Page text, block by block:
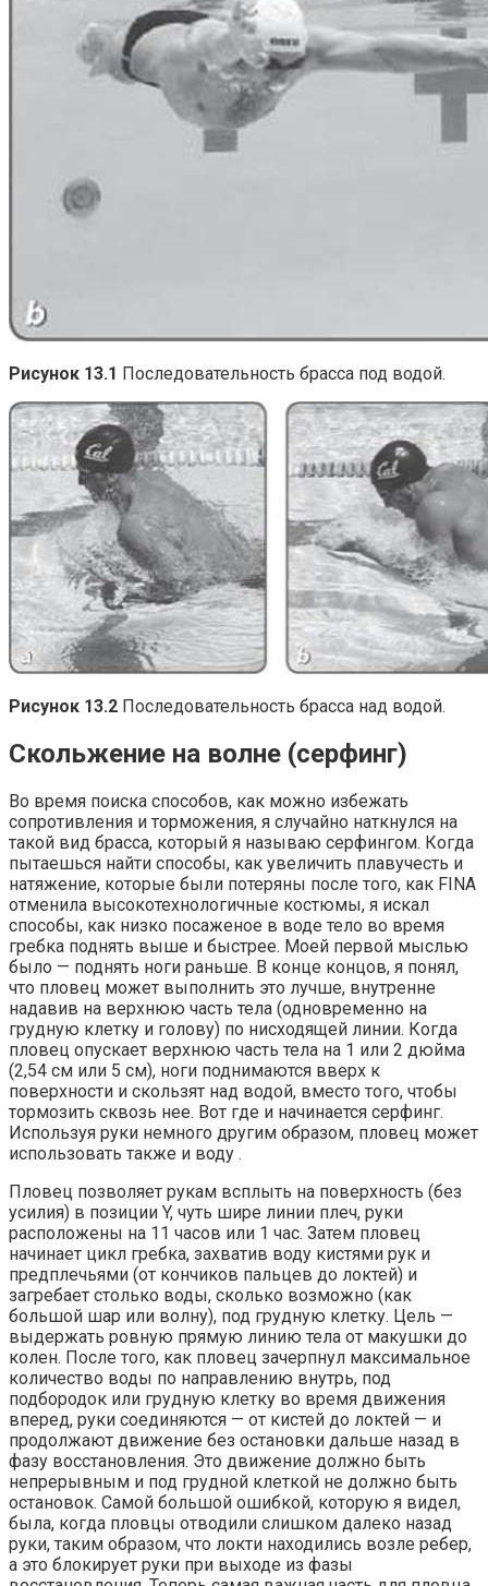
Рисунок 13.1 Последовательность брасса под водой.
Рисунок 13.2 Последовательность брасса над водой.
Скольжение на волне (серфинг)
Во время поиска способов, как можно избежать
сопротивления и торможения, я случайно наткнулся на
такой вид брасса, который я называю серфингом. Когда
пытаешься найти способы, как увеличить плавучесть и
натяжение, которые были потеряны после того, как FINA
отменила высокотехнологичные костюмы, я искал
способы, как низко посаженое в воде тело во время
гребка поднять выше и быстрее. Моей первой мыслью
было — поднять ноги раньше. В конце концов, я понял,
что пловец может выполнить это лучше, внутренне
надавив на верхнюю часть тела (одновременно на
грудную клетку и голову) по нисходящей линии. Когда
пловец опускает верхнюю часть тела на 1 или 2 дюйма
(2,54 см или 5 см), ноги поднимаются вверх к
поверхности и скользят над водой, вместо того, чтобы
тормозить сквозь нее. Вот где и начинается серфинг.
Используя руки немного другим образом, пловец может
использовать также и воду .
Пловец позволяет рукам всплыть на поверхность (без
усилия) в позиции Y, чуть шире линии плеч, руки
расположены на 11 часов или 1 час. Затем пловец
начинает цикл гребка, захватив воду кистями рук и
предплечьями (от кончиков пальцев до локтей) и
загребает столько воды, сколько возможно (как
большой шар или волну), под грудную клетку. Цель —
выдержать ровную прямую линию тела от макушки до
колен. После того, как пловец зачерпнул максимальное
количество воды по направлению внутрь, под
подбородок или грудную клетку во время движения
вперед, руки соединяются — от кистей до локтей — и
продолжают движение без остановки дальше назад в
фазу восстановления. Это движение должно быть
непрерывным и под грудной клеткой не должно быть
остановок. Самой большой ошибкой, которую я видел,
была, когда пловцы отводили слишком далеко назад
руки, таким образом, что локти находились возле ребер,
а это блокирует руки при выходе из фазы